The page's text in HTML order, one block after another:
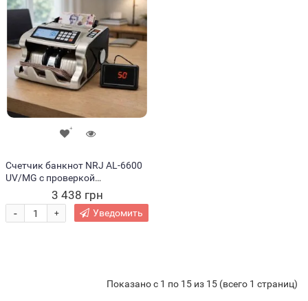
Счетчик банкнот NRJ AL-6600
UV/MG с проверкой
подлинности, LCD дисплей,
1000 купюр/мин (JM/6197)
3 438 грн
+
- Уведомить
Показано с 1 по 15 из 15 (всего 1 страниц)